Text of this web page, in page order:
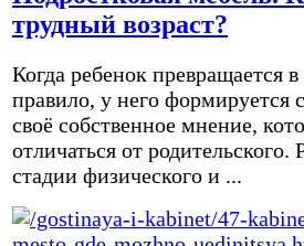
трудный возраст?
Когда ребенок превращается
правило, у него формируется
своё собственное мнение,
отличаться от родительского.
стадии физического и ...